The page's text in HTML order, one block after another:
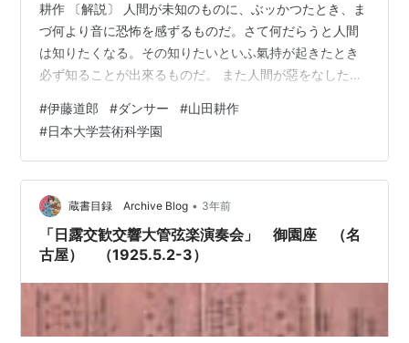
耕作 〔解説〕 人間が未知のものに、ぶッかつたとき、ま
づ何より音に恐怖を感ずるものだ。さて何だらうと人間
は知りたくなる。その知りたいといふ氣持が起きたとき
必ず知ることが出來るものだ。 また人間が惡をなしたと
だ。 世間では、とかく自分の欠陥を無條件に罵倒し勝ち
だが、しかし、過失を犯したる自分がその過失を悔いた
ときこそ、自分は一番力強くなるのだ。 かうした感じ
を、舞踊によつて表現しようとするのだ。 久野豊彦 名古
屋の士族町で伊藤氏と私は百花咲き乱れる邸園でベース
ボールをやり、紅の矢で弓をひき、…
#伊藤道郎 #ダンサー #山田耕作
#日本大学芸術科学園
蔵書目録 Archive Blog • 3年前
「日露交歓交響大管弦楽演奏会」 御園座 （名
古屋） （1925.5.2-3）